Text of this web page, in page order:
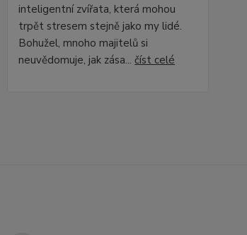
inteligentní zvířata, která mohou
trpět stresem stejně jako my lidé.
Bohužel, mnoho majitelů si
neuvědomuje, jak zása...číst celé